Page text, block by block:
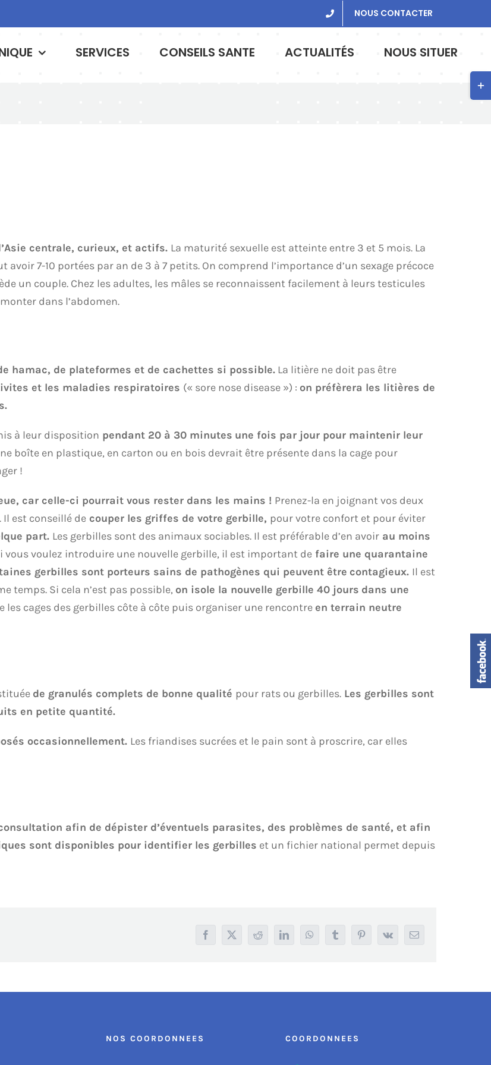
NOUS CONTACTER
SERVICES CONSEILS SANTE ACTUALITÉS NOUS SITUER
centrale, curieux, et actifs. La maturité sexuelle est atteinte entre 3 et 5 mois. La
7-10 portées par an de 3 à 7 petits. On comprend l’importance d’un sexage précoce
un couple. Chez les adultes, les mâles se reconnaissent facilement à leurs testicules
dans l’abdomen.
hamac, de plateformes et de cachettes si possible. La litière ne doit pas être
et les maladies respiratoires (« sore nose disease ») : on préfèrera les litières de
à leur disposition pendant 20 à 30 minutes une fois par jour pour maintenir leur
boîte en plastique, en carton ou en bois devrait être présente dans la cage pour
!
car celle-ci pourrait vous rester dans les mains ! Prenez-la en joignant vos deux
est conseillé de couper les griffes de votre gerbille, pour votre confort et pour éviter
part. Les gerbilles sont des animaux sociables. Il est préférable d’en avoir au moins
voulez introduire une nouvelle gerbille, il est important de faire une quarantaine
gerbilles sont porteurs sains de pathogènes qui peuvent être contagieux. Il est
temps. Si cela n’est pas possible, on isole la nouvelle gerbille 40 jours dans une
cages des gerbilles côte à côte puis organiser une rencontre en terrain neutre
de granulés complets de bonne qualité pour rats ou gerbilles. Les gerbilles sont
en petite quantité.
occasionnellement. Les friandises sucrées et le pain sont à proscrire, car elles
afin de dépister d’éventuels parasites, des problèmes de santé, et afin
sont disponibles pour identifier les gerbilles et un fichier national permet depuis
Facebook
X RedditLinkedInWhatsAppTumblrPinterest
Vk Email
NOS COORDONNEES COORDONNEES
de